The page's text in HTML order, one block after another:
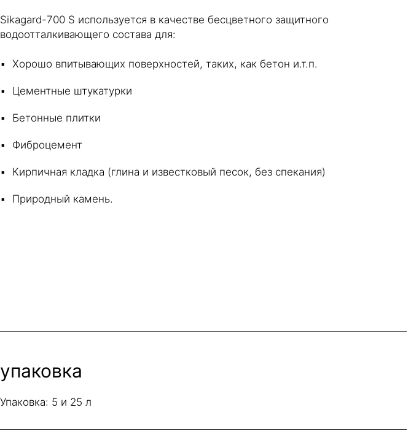
Sikagard-700 S используется в качестве бесцветного защитного
водоотталкивающего состава для:
Хорошо впитывающих поверхностей, таких, как бетон и.т.п.
Цементные штукатурки
Бетонные плитки
Фиброцемент
Кирпичная кладка (глина и известковый песок, без спекания)
Природный камень.
упаковка
Упаковка: 5 и 25 л